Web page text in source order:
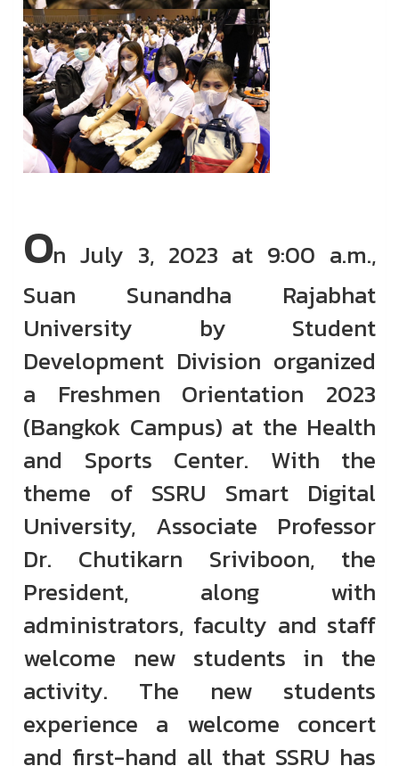
On July 3, 2023 at 9:00 a.m.,
Suan Sunandha Rajabhat
University by Student
Development Division organized
a Freshmen Orientation 2023
(Bangkok Campus) at the Health
and Sports Center. With the
theme of SSRU Smart Digital
University, Associate Professor
Dr. Chutikarn Sriviboon, the
President, along with
administrators, faculty and staff
welcome new students in the
activity. The new students
experience a welcome concert
and first-hand all that SSRU has